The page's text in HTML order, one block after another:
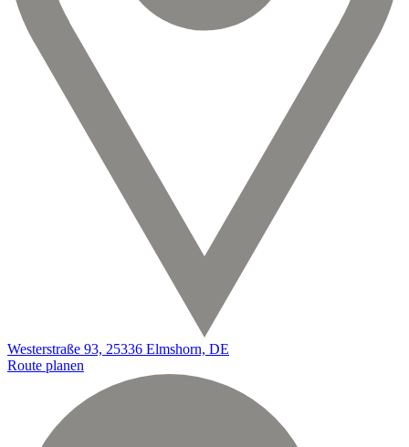
Westerstraße 93, 25336 Elmshorn, DE
Route planen